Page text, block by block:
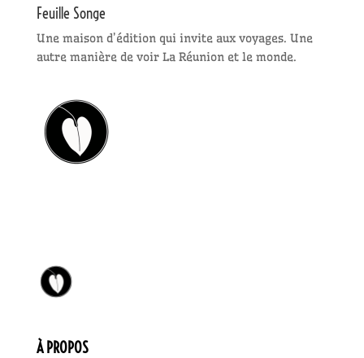
Feuille Songe
Une maison d’édition qui invite aux voyages. Une
autre manière de voir La Réunion et le monde.
À PROPOS